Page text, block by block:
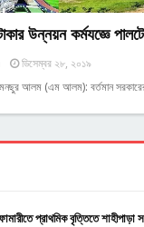
উন্নয়ন কর্মযজ্ঞে পালটে
ডিসেম্বর ২৮, ২০১৯
আলম (এম আলম): বর্তমান সরকারের
প্রাথমিক বৃত্তিতে শাহীপাড়া